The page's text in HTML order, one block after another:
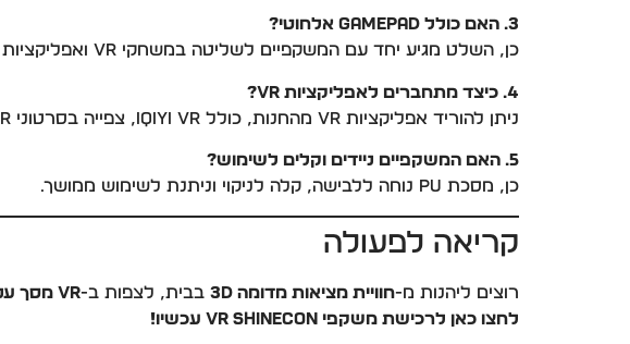
3. האם כולל Gamepad אלחוטי?
כן, השלט מגיע יחד עם המשקפיים לשליטה במשחקי VR ואפליקציות VR.
4. כיצד מתחברים לאפליקציות VR?
ניתן להוריד אפליקציות VR מהחנות, כולל iQIYI VR, צפייה בסרטוני VR ביוטיוב, ועוד.
5. האם המשקפיים ניידים וקלים לשימוש?
כן, מסכת PU נוחה ללבישה, קלה לניקוי וניתנת לשימוש ממושך.
קריאה לפעולה
רוצים ליהנות מ-חוויית מציאות מדומה 3D בבית, לצפות ב-VR מסך ענק
לחצו כאן לרכישת משקפי VR Shinecon עכשיו!